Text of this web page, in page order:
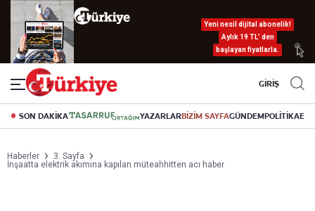
Yeni nesil dijital abonelik!
Aylık 19 TL’ den
başlayan fiyatlarla.
GİRİŞ
SON DAKİKA YAZARLARBİZİM SAYFAGÜNDEMPOLİTİKA
Haberler
3. Sayfa
İnşaatta elektrik akımına kapılan müteahhitten acı haber